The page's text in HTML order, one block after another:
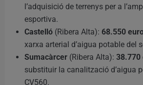
l’adquisició de terrenys per a
esportiva.
Castelló (Ribera Alta): 68.550
xarxa arterial d’aigua potable del
Sumacàrcer (Ribera Alta): 38.770
substituir la canalització d’aigua
CV560.